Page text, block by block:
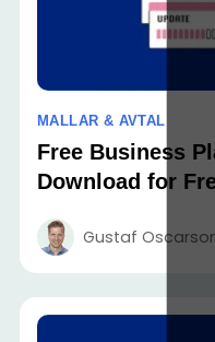
MALLAR & AVTAL
Free Business
Download for
Gustaf